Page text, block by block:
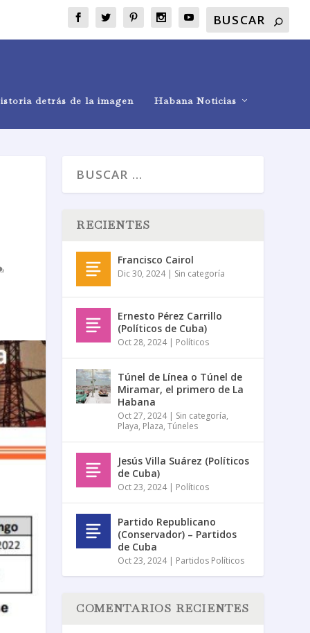
detrás de la imagen Habana Noticias
RECIENTES
Francisco Cairol
Dic 30, 2024| Sin categoría
Ernesto Pérez Carrillo
(Políticos de Cuba)
Oct 28, 2024| Políticos
Túnel de Línea o Túnel de
Miramar, el primero de La
Habana
Oct 27, 2024| Sin categoría,
Playa, Plaza,Túneles
Jesús Villa Suárez (Políticos
de Cuba)
Oct 23, 2024| Políticos
Partido Republicano
(Conservador) – Partidos
de Cuba
Oct 23, 2024| Partidos Políticos
COMENTARIOS RECIENTES